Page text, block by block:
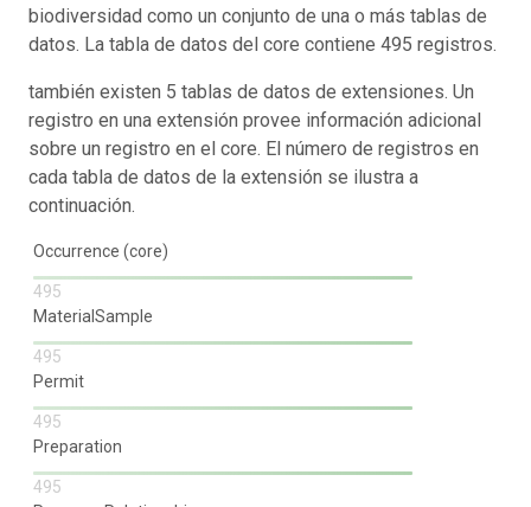
biodiversidad como un conjunto de una o más tablas de
datos. La tabla de datos del core contiene 495 registros.
también existen 5 tablas de datos de extensiones. Un
registro en una extensión provee información adicional
sobre un registro en el core. El número de registros en
cada tabla de datos de la extensión se ilustra a
continuación.
Occurrence (core)
495
MaterialSample
495
Permit
495
Preparation
495